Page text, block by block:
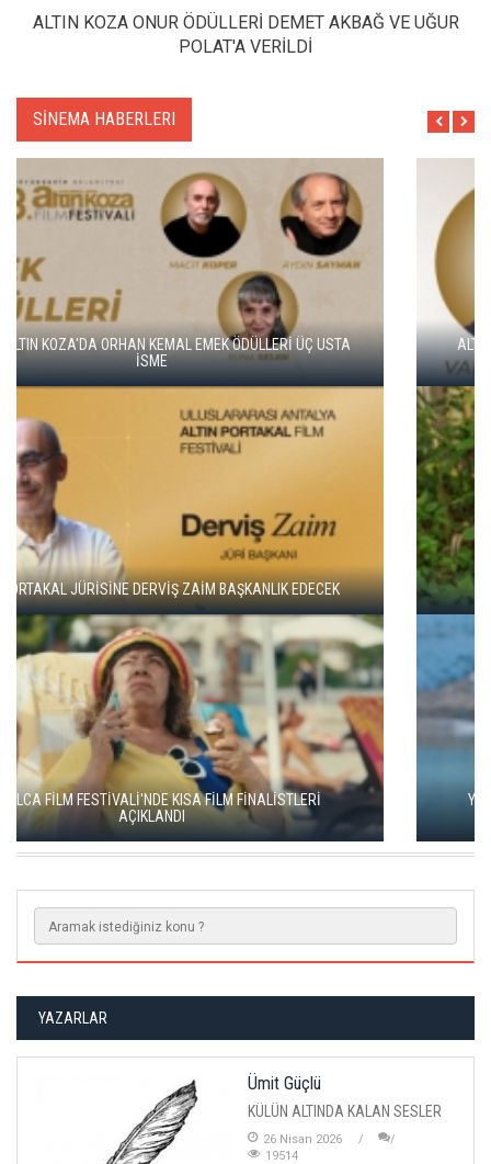
ALTIN KOZA ONUR ÖDÜLLERİ DEMET AKBAĞ VE UĞUR
POLAT'A VERİLDİ
SİNEMA HABERLERI
ALTIN KOZA'NIN ONUR ÖDÜLLERİ FERZAN ÖZPETEK VE VAHİDE
PERÇİN'İN
ADANA ALTIN KOZA'DA JÜRİ BAŞKANI ZUHAL OLCAY
YEŞİM USTAOĞLU'NUN "ARTAKALAN"I SAN SEBASTIÁN'DA
DÜNYA PRÖMİYERİNİ YAPACAK
YAZARLAR
Ümit Güçlü
KÜLÜN ALTINDA KALAN SESLER
26 Nisan 2026
19514